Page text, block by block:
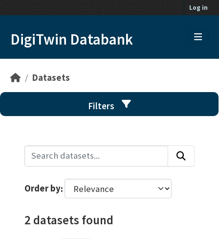
Log in
DigiTwin Databank
Datasets
Filters
Order by
2 datasets found